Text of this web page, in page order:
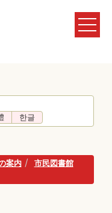
한글
案内
市民図書館